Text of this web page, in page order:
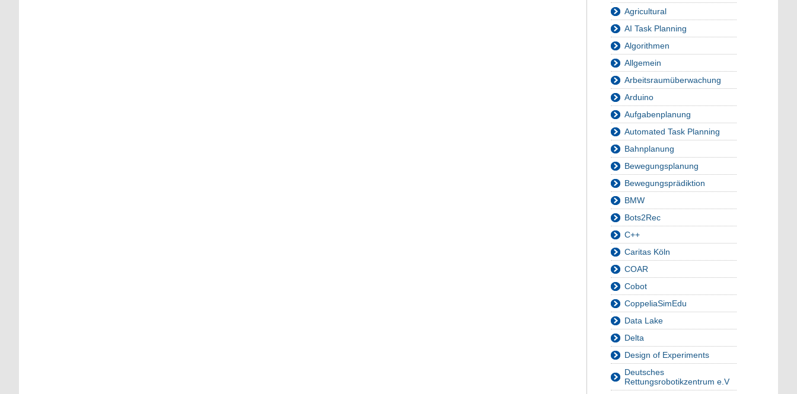
Agricultural
AI Task Planning
Algorithmen
Allgemein
Arbeitsraumüberwachung
Arduino
Aufgabenplanung
Automated Task Planning
Bahnplanung
Bewegungsplanung
Bewegungsprädiktion
BMW
Bots2Rec
C++
Caritas Köln
COAR
Cobot
CoppeliaSimEdu
Data Lake
Delta
Design of Experiments
Deutsches
Rettungsrobotikzentrum e.V